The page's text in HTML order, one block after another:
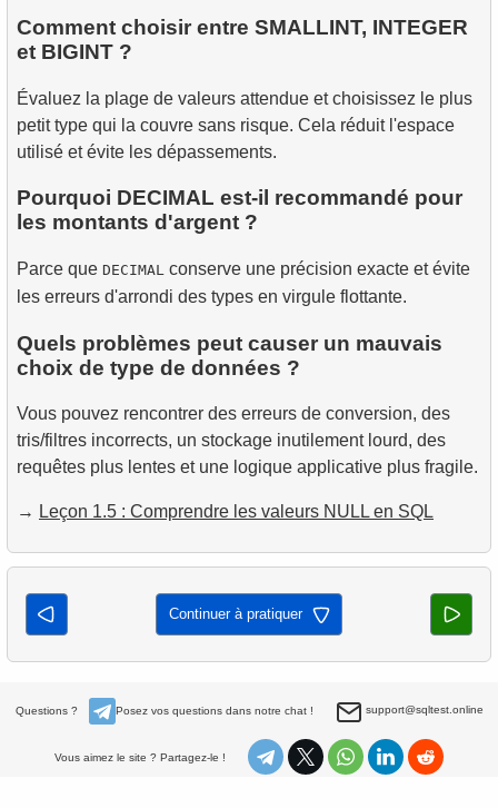
Comment choisir entre SMALLINT, INTEGER
et BIGINT ?
Évaluez la plage de valeurs attendue et choisissez le plus
petit type qui la couvre sans risque. Cela réduit l'espace
utilisé et évite les dépassements.
Pourquoi DECIMAL est-il recommandé pour
les montants d'argent ?
Parce que DECIMAL conserve une précision exacte et évite
les erreurs d'arrondi des types en virgule flottante.
Quels problèmes peut causer un mauvais
choix de type de données ?
Vous pouvez rencontrer des erreurs de conversion, des
tris/filtres incorrects, un stockage inutilement lourd, des
requêtes plus lentes et une logique applicative plus fragile.
→ Leçon 1.5 : Comprendre les valeurs NULL en SQL
Continuer à pratiquer
Questions ? Posez vos questions dans notre chat ! support@sqltest.online
Vous aimez le site ? Partagez-le !